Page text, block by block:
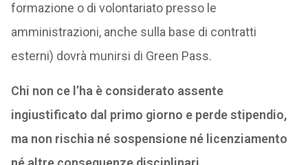
formazione o di volontariato presso le
amministrazioni, anche sulla base di contratti
esterni) dovrà munirsi di Green Pass.
Chi non ce l’ha è considerato assente
ingiustificato dal primo giorno e perde stipendio,
ma non rischia né sospensione né licenziamento